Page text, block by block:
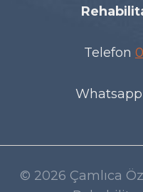
Telefon
Whatsapp
© 2026 Çamlıca